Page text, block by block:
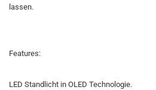
lassen.
Features:
LED Standlicht in OLED Technologie.